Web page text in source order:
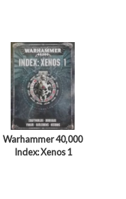
Warhammer 40,000
Index: Xenos 1